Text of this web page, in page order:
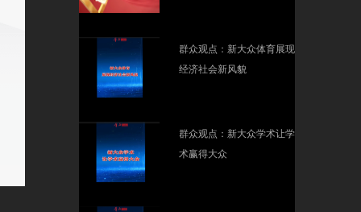
群众观点：新大众体育展现
经济社会新风貌
群众观点：新大众学术让学
术赢得大众